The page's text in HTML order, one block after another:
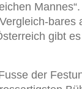
bares
gibt
der